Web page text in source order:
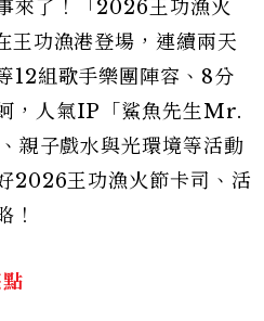
來了！「2026王功漁火
王功漁港登場，連續兩天
12組歌手樂團陣容、8分
，人氣IP「鯊魚先生Mr.
親子戲水與光環境等活動
2026王功漁火節卡司、活
！